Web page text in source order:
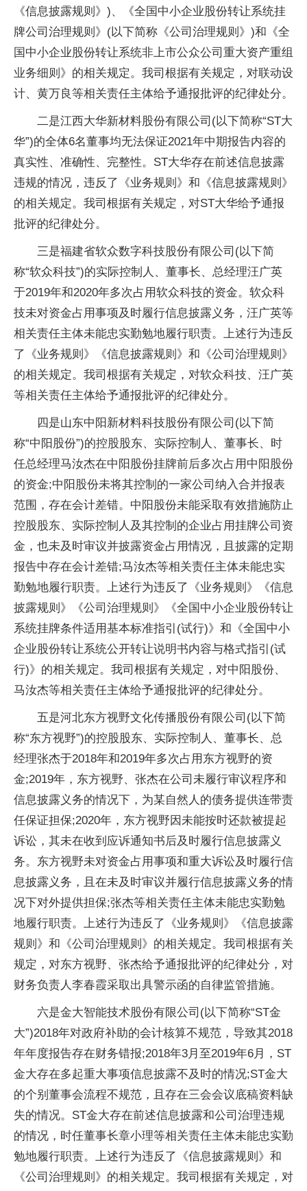
《信息披露规则》)、《全国中小企业股份转让系统挂
牌公司治理规则》(以下简称《公司治理规则》)和《全
国中小企业股份转让系统非上市公众公司重大资产重组
业务细则》的相关规定。我司根据有关规定，对联动设
计、黄万良等相关责任主体给予通报批评的纪律处分。
二是江西大华新材料股份有限公司(以下简称“ST大
华”)的全体6名董事均无法保证2021年中期报告内容的
真实性、准确性、完整性。ST大华存在前述信息披露
违规的情况，违反了《业务规则》和《信息披露规则》
的相关规定。我司根据有关规定，对ST大华给予通报
批评的纪律处分。
三是福建省软众数字科技股份有限公司(以下简
称“软众科技”)的实际控制人、董事长、总经理汪广英
于2019年和2020年多次占用软众科技的资金。软众科
技未对资金占用事项及时履行信息披露义务，汪广英等
相关责任主体未能忠实勤勉地履行职责。上述行为违反
了《业务规则》《信息披露规则》和《公司治理规则》
的相关规定。我司根据有关规定，对软众科技、汪广英
等相关责任主体给予通报批评的纪律处分。
四是山东中阳新材料科技股份有限公司(以下简
称“中阳股份”)的控股股东、实际控制人、董事长、时
任总经理马汝杰在中阳股份挂牌前后多次占用中阳股份
的资金;中阳股份未将其控制的一家公司纳入合并报表
范围，存在会计差错。中阳股份未能采取有效措施防止
控股股东、实际控制人及其控制的企业占用挂牌公司资
金，也未及时审议并披露资金占用情况，且披露的定期
报告中存在会计差错;马汝杰等相关责任主体未能忠实
勤勉地履行职责。上述行为违反了《业务规则》《信息
披露规则》《公司治理规则》《全国中小企业股份转让
系统挂牌条件适用基本标准指引(试行)》和《全国中小
企业股份转让系统公开转让说明书内容与格式指引(试
行)》的相关规定。我司根据有关规定，对中阳股份、
马汝杰等相关责任主体给予通报批评的纪律处分。
五是河北东方视野文化传播股份有限公司(以下简
称“东方视野”)的控股股东、实际控制人、董事长、总
经理张杰于2018年和2019年多次占用东方视野的资
金;2019年，东方视野、张杰在公司未履行审议程序和
信息披露义务的情况下，为某自然人的债务提供连带责
任保证担保;2020年，东方视野因未能按时还款被提起
诉讼，其未在收到应诉通知书后及时履行信息披露义
务。东方视野未对资金占用事项和重大诉讼及时履行信
息披露义务，且在未及时审议并履行信息披露义务的情
况下对外提供担保;张杰等相关责任主体未能忠实勤勉
地履行职责。上述行为违反了《业务规则》《信息披露
规则》和《公司治理规则》的相关规定。我司根据有关
规定，对东方视野、张杰给予通报批评的纪律处分，对
财务负责人李春霞采取出具警示函的自律监管措施。
六是金大智能技术股份有限公司(以下简称“ST金
大”)2018年对政府补助的会计核算不规范，导致其2018
年年度报告存在财务错报;2018年3月至2019年6月，ST
金大存在多起重大事项信息披露不及时的情况;ST金大
的个别董事会流程不规范，且存在三会会议底稿资料缺
失的情况。ST金大存在前述信息披露和公司治理违规
的情况，时任董事长章小理等相关责任主体未能忠实勤
勉地履行职责。上述行为违反了《信息披露规则》和
《公司治理规则》的相关规定。我司根据有关规定，对